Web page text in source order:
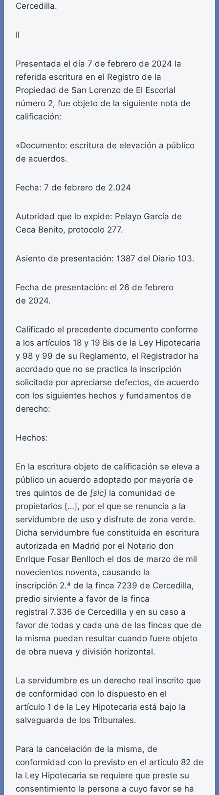
Cercedilla.
II
Presentada el día 7 de febrero de 2024 la
referida escritura en el Registro de la
Propiedad de San Lorenzo de El Escorial
número 2, fue objeto de la siguiente nota de
calificación:
«Documento: escritura de elevación a público
de acuerdos.
Fecha: 7 de febrero de 2.024
Autoridad que lo expide: Pelayo García de
Ceca Benito, protocolo 277.
Asiento de presentación: 1387 del Diario 103.
Fecha de presentación: el 26 de febrero
de 2024.
Calificado el precedente documento conforme
a los artículos 18 y 19 Bis de la Ley Hipotecaria
y 98 y 99 de su Reglamento, el Registrador ha
acordado que no se practica la inscripción
solicitada por apreciarse defectos, de acuerdo
con los siguientes hechos y fundamentos de
derecho:
Hechos:
En la escritura objeto de calificación se eleva a
público un acuerdo adoptado por mayoría de
tres quintos de de [sic] la comunidad de
propietarios […], por el que se renuncia a la
servidumbre de uso y disfrute de zona verde.
Dicha servidumbre fue constituida en escritura
autorizada en Madrid por el Notario don
Enrique Fosar Benlloch el dos de marzo de mil
novecientos noventa, causando la
inscripción 2.ª de la finca 7239 de Cercedilla,
predio sirviente a favor de la finca
registral 7.336 de Cercedilla y en su caso a
favor de todas y cada una de las fincas que de
la misma puedan resultar cuando fuere objeto
de obra nueva y división horizontal.
La servidumbre es un derecho real inscrito que
de conformidad con lo dispuesto en el
artículo 1 de la Ley Hipotecaria está bajo la
salvaguarda de los Tribunales.
Para la cancelación de la misma, de
conformidad con lo previsto en el artículo 82 de
la Ley Hipotecaria se requiere que preste su
consentimiento la persona a cuyo favor se ha